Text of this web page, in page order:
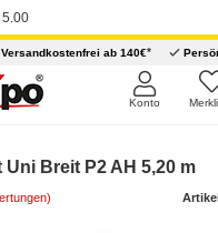
5.00
ab 140€*
Konto
Breit P2 AH 5,20 m